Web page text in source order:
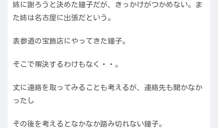
姉に謝ろうと決めた鐘子だが、きっかけがつかめない。ま
た姉は名古屋に出張だという。
表参道の宝飾店にやってきた鐘子。
そこで解決するわけもなく・・。
丈に連絡を取ってみることも考えるが、連絡先も聞かなか
ったし
その後を考えるとなかなか踏み切れない鐘子。